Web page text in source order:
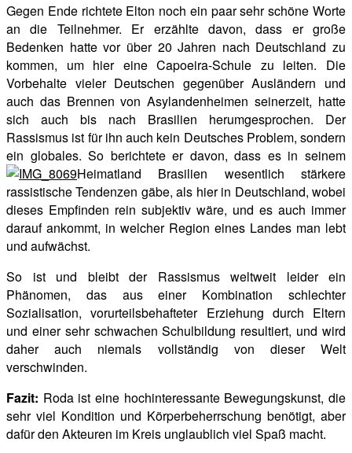
Gegen Ende richtete Elton noch ein paar sehr schöne Worte
an die Teilnehmer. Er erzählte davon, dass er große
Bedenken hatte vor über 20 Jahren nach Deutschland zu
kommen, um hier eine Capoeira-Schule zu leiten. Die
Vorbehalte vieler Deutschen gegenüber Ausländern und
auch das Brennen von Asylandenheimen seinerzeit, hatte
sich auch bis nach Brasilien herumgesprochen. Der
Rassismus ist für ihn auch kein Deutsches Problem, sondern
ein globales. So berichtete er davon, dass es in seinem
Heimatland Brasilien wesentlich stärkere
rassistische Tendenzen gäbe, als hier in Deutschland, wobei
dieses Empfinden rein subjektiv wäre, und es auch immer
darauf ankommt, in welcher Region eines Landes man lebt
und aufwächst.
So ist und bleibt der Rassismus weltweit leider ein
Phänomen, das aus einer Kombination schlechter
Sozialisation, vorurteilsbehafteter Erziehung durch Eltern
und einer sehr schwachen Schulbildung resultiert, und wird
daher auch niemals vollständig von dieser Welt
verschwinden.
Fazit: Roda ist eine hochinteressante Bewegungskunst, die
sehr viel Kondition und Körperbeherrschung benötigt, aber
dafür den Akteuren im Kreis unglaublich viel Spaß macht.